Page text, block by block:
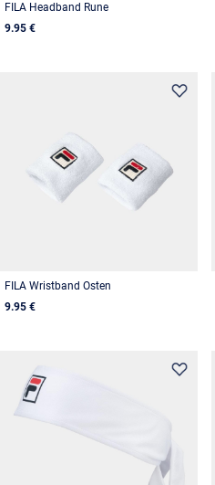
FILA Headband Rune
9.95 €
FILA Wristband Osten
9.95 €